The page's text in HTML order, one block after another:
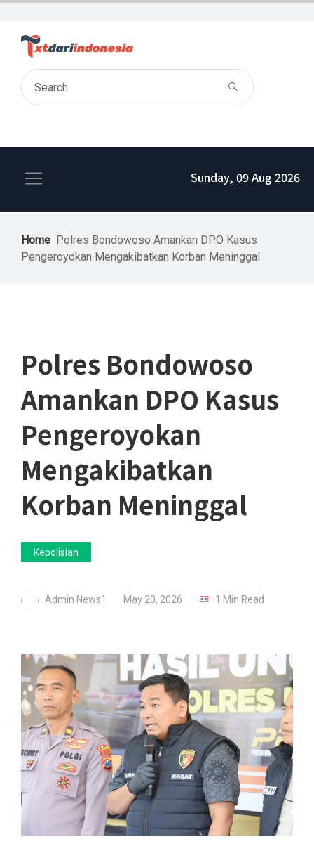
Sunday, 09 Aug 2026
Home Polres Bondowoso Amankan DPO Kasus
Pengeroyokan Mengakibatkan Korban Meninggal
Polres Bondowoso
Amankan DPO Kasus
Pengeroyokan
Mengakibatkan
Korban Meninggal
Kepolisian
Admin News1 May 20, 2026 1 Min Read